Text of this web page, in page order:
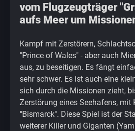
vom Flugzeugträger
aufs Meer um
Kampf mit Zerstörern,
"Prince of Wales" - aber auch
aus, zu beseitigen. Es fängt
sehr schwer. Es ist auch eine
sich durch die Missionen zieht,
Zerstörung eines Seehafens, mit
"Bismarck". Diese Spiel ist der
weiterer Killer und Giganten